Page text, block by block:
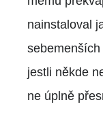
nainstaloval
jestli někde
ne úplně